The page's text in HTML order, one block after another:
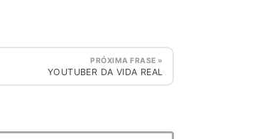
PRÓXIMA FRASE »
YOUTUBER DA VIDA REAL